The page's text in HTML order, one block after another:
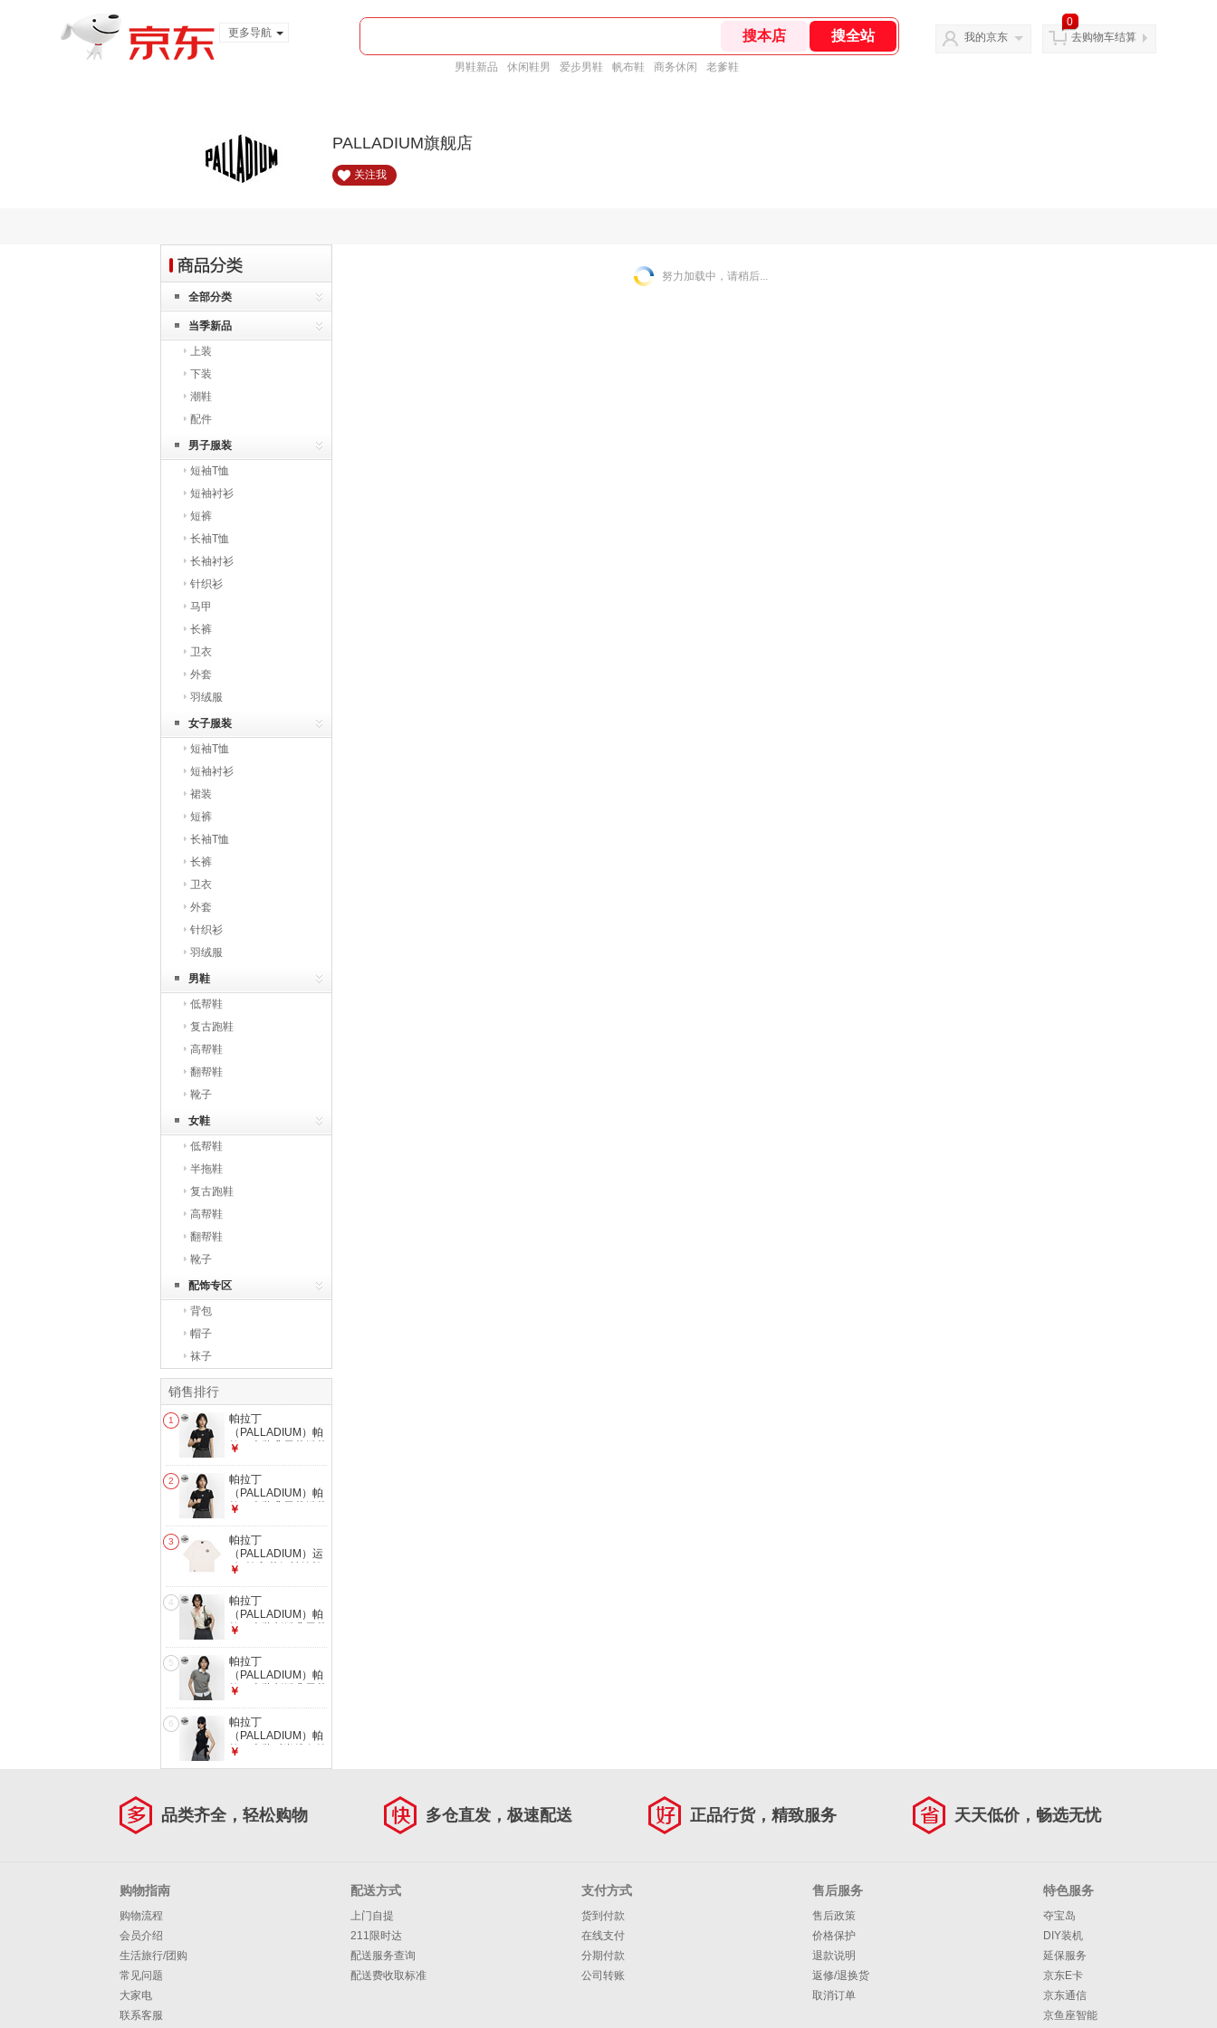
更多导航
男鞋新品 休闲鞋男 爱步男鞋 帆布鞋 商务休闲 老爹鞋
我的京东
0
去购物车结算
PALLADIUM旗舰店
关注我
全部分类
当季新品
上装
下装
潮鞋
配件
男子服装
短袖T恤
短袖衬衫
短裤
长袖T恤
长袖衬衫
针织衫
马甲
长裤
卫衣
外套
羽绒服
女子服装
短袖T恤
短袖衬衫
裙装
短裤
长袖T恤
长裤
卫衣
外套
针织衫
羽绒服
男鞋
低帮鞋
复古跑鞋
高帮鞋
翻帮鞋
靴子
女鞋
低帮鞋
半拖鞋
复古跑鞋
高帮鞋
翻帮鞋
靴子
配饰专区
背包
帽子
袜子
销售排行
1
帕拉丁
（PALLADIUM）帕
拉丁上装鸢尾花绣花
1914577 铅黑色 M
￥
2
帕拉丁
（PALLADIUM）帕
拉丁上装鸢尾花绣花
1914577 铅黑色 L
￥
3
帕拉丁
（PALLADIUM）运
动T恤印花短袖纯棉t
服短袖 178011
178011-232-香草冰
色 M
￥
4
帕拉丁
（PALLADIUM）帕
拉丁上装刺绣鸢尾花
1913899 香草冰色
XL
￥
5
帕拉丁
（PALLADIUM）帕
拉丁上装刺绣鸢尾花
1913899 鲨鱼灰 L
￥
6
帕拉丁
（PALLADIUM）帕
拉丁上装时尚线条简
￥
努力加载中，请稍后...
品类齐全，轻松购物 多仓直发，极速配送 正品行货，精致服务 天天低价，畅选无忧
购物指南
购物流程
会员介绍
生活旅行/团购
常见问题
大家电
联系客服
配送方式
上门自提
211限时达
配送服务查询
配送费收取标准
支付方式
货到付款
在线支付
分期付款
公司转账
售后服务
售后政策
价格保护
退款说明
返修/退换货
取消订单
特色服务
夺宝岛
DIY装机
延保服务
京东E卡
京东通信
京鱼座智能